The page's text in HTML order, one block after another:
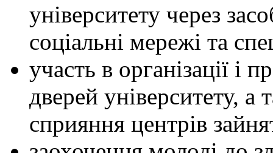
університету через
соціальні мережі та
участь в організації і
дверей університету,
сприяння центрів